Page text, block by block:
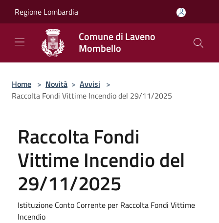
Regione Lombardia
Comune di Laveno
Mombello
Home > Novità > Avvisi >
Raccolta Fondi Vittime Incendio del 29/11/2025
Raccolta Fondi
Vittime Incendio del
29/11/2025
Istituzione Conto Corrente per Raccolta Fondi Vittime
Incendio